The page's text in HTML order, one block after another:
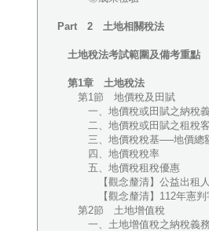
Part 2 土地相關稅法
土地稅法考試範圍及備考重點
第1章 土地稅法
第1節 地價稅及田賦
一、地價稅或田賦之納稅
二、地價稅或田賦之租稅
三、地價稅稅基──地價總
四、地價稅稅率
五、地價稅租稅優惠
【觀念釐清】公益出租人
【觀念釐清】112年憲判
第2節 土地增值稅
一、土地增值稅之納稅義